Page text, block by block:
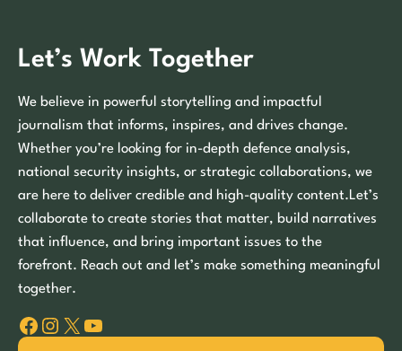
Let’s Work Together
We believe in powerful storytelling and impactful
journalism that informs, inspires, and drives change.
Whether you’re looking for in-depth defence analysis,
national security insights, or strategic collaborations, we
are here to deliver credible and high-quality content.Let’s
collaborate to create stories that matter, build narratives
that influence, and bring important issues to the
forefront. Reach out and let’s make something meaningful
together.
Facebook Instagram X YouTube